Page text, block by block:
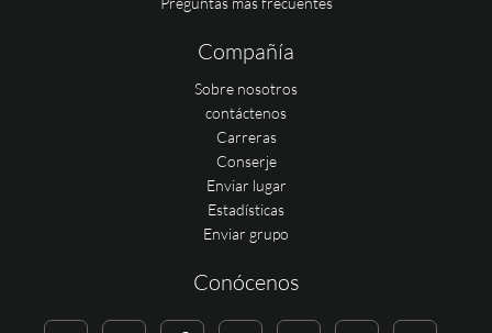
Compañía
Sobre nosotros
contáctenos
Carreras
Conserje
Enviar lugar
Estadísticas
Enviar grupo
Conócenos